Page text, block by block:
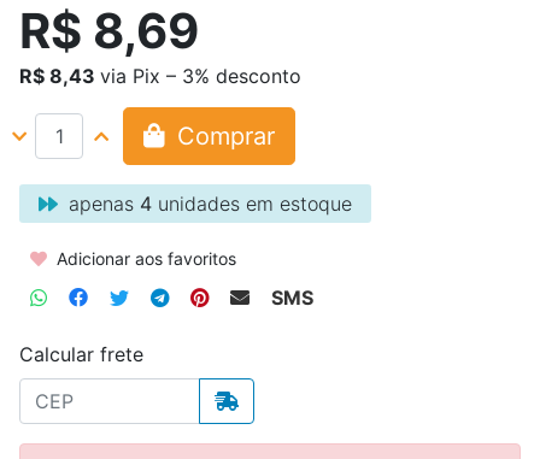
R$ 8,69
R$ 8,43 via Pix – 3% desconto
Comprar
apenas 4 unidades em estoque
Adicionar aos favoritos
SMS
Calcular frete